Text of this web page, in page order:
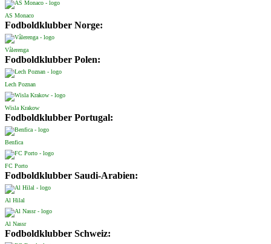
AS Monaco
Fodboldklubber Norge:
Vålerenga
Fodboldklubber Polen:
Lech Poznan
Wisla Krakow
Fodboldklubber Portugal:
Benfica
FC Porto
Fodboldklubber Saudi-Arabien:
Al Hilal
Al Nassr
Fodboldklubber Schweiz: